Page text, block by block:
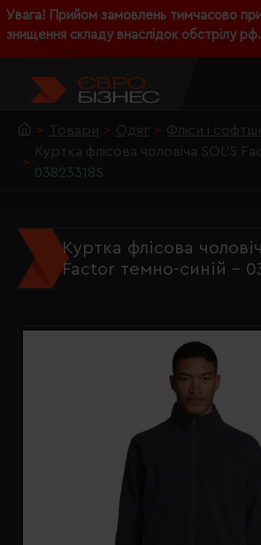
Увага! Прийом замовлень тимчасово
знищення складу внаслідок обстрілу рф.
Товари Одяг
Фліси і
Куртка флісова чоловіча SOL'S
03823318S
Куртка флісова
Factor темно-синій -